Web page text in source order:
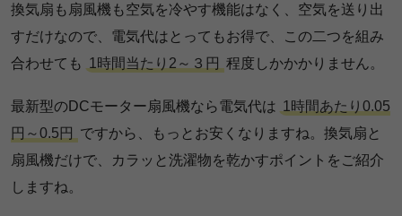
換気扇も扇風機も空気を冷やす機能はなく、空気を送り出
すだけなので、電気代はとってもお得で、この二つを組み
合わせても 1時間当たり2～３円 程度しかかかりません。
最新型のDCモーター扇風機なら電気代は 1時間あたり0.05
円～0.5円
ですから、もっとお安くなりますね。換気扇と
扇風機だけで、カラッと洗濯物を乾かすポイントをご紹介
しますね。